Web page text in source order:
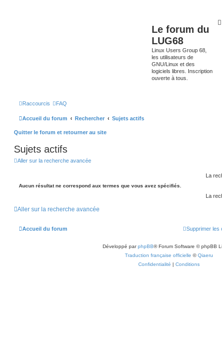
Le forum du
LUG68
Linux Users Group 68,
les utilisateurs de
GNU/Linux et des
logiciels libres. Inscription
ouverte à tous.
Raccourcis FAQ
Accueil du forum Rechercher Sujets actifs
Quitter le forum et retourner au site
Sujets actifs
Aller sur la recherche avancée
La
Aucun résultat ne correspond aux termes que vous avez spécifiés.
La
Aller sur la recherche avancée
Accueil du forum Supprimer les
Développé parphpBB® Forum Software © phpBB
Traduction française officielle ©Qiaeru
Confidentialité | Conditions